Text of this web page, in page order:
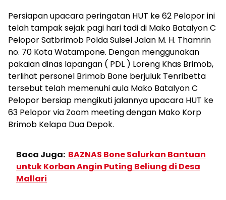
Persiapan upacara peringatan HUT ke 62 Pelopor ini
telah tampak sejak pagi hari tadi di Mako Batalyon C
Pelopor Satbrimob Polda Sulsel Jalan M. H. Thamrin
no. 70 Kota Watampone. Dengan menggunakan
pakaian dinas lapangan ( PDL ) Loreng Khas Brimob,
terlihat personel Brimob Bone berjuluk Tenribetta
tersebut telah memenuhi aula Mako Batalyon C
Pelopor bersiap mengikuti jalannya upacara HUT ke
63 Pelopor via Zoom meeting dengan Mako Korp
Brimob Kelapa Dua Depok.
Baca Juga: BAZNAS Bone Salurkan Bantuan
untuk Korban Angin Puting Beliung di Desa
Mallari